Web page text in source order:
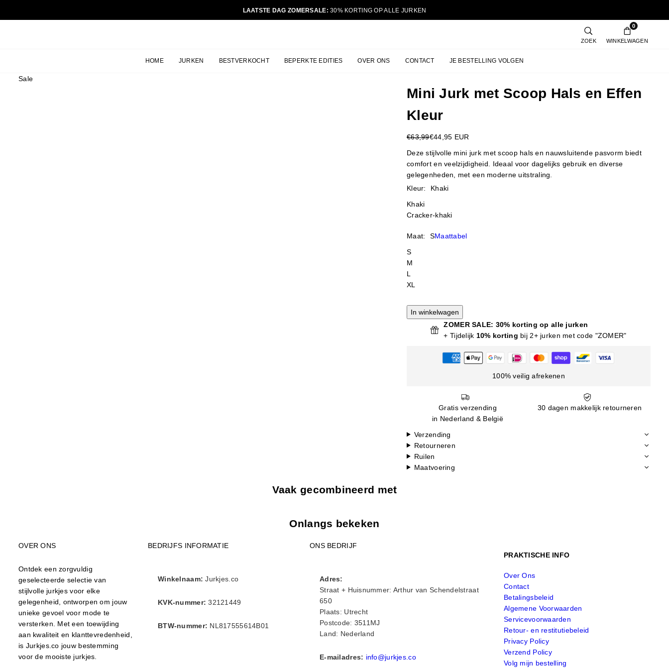
LAATSTE DAG ZOMERSALE: 30% KORTING OP ALLE JURKEN
ZOEK
0
WINKELWAGEN
HOME JURKEN BESTVERKOCHT BEPERKTE EDITIES OVER ONS CONTACT JE BESTELLING VOLGEN
Sale
Mini Jurk met Scoop Hals en Effen
Kleur
Reguliere
prijs
€63,99€44,95 EUR
Deze stijlvolle mini jurk met scoop hals en nauwsluitende pasvorm biedt
comfort en veelzijdigheid. Ideaal voor dagelijks gebruik en diverse
gelegenheden, met een moderne uitstraling.
Kleur:
Khaki
Khaki
Cracker-khaki
Maat: SMaattabel
S
M
L
XL
In winkelwagen
ZOMER SALE: 30% korting op alle jurken
+ Tijdelijk 10% korting bij 2+ jurken met code "ZOMER"
100% veilig afrekenen
Gratis verzending
in Nederland & België
30 dagen makkelijk retourneren
Verzending
Retourneren
Ruilen
Maatvoering
Vaak gecombineerd met
Onlangs bekeken
OVER ONS
Ontdek een zorgvuldig
geselecteerde selectie van
stijlvolle jurkjes voor elke
gelegenheid, ontworpen om jouw
unieke gevoel voor mode te
versterken. Met een toewijding
aan kwaliteit en klanttevredenheid,
is Jurkjes.co jouw bestemming
voor de mooiste jurkjes.
BEDRIJFS INFORMATIE
Winkelnaam: Jurkjes.co
KVK-nummer: 32121449
BTW-nummer: NL817555614B01
ONS BEDRIJF
Adres:
Straat + Huisnummer: Arthur van Schendelstraat
650
Plaats: Utrecht
Postcode: 3511MJ
Land: Nederland
E-mailadres: info@jurkjes.co
PRAKTISCHE INFO
Over Ons
Contact
Betalingsbeleid
Algemene Voorwaarden
Servicevoorwaarden
Retour- en restitutiebeleid
Privacy Policy
Verzend Policy
Volg mijn bestelling